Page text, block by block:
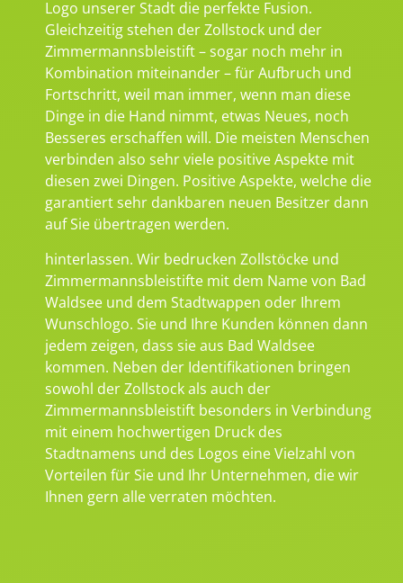
Logo unserer Stadt die perfekte Fusion.
Gleichzeitig stehen der Zollstock und der
Zimmermannsbleistift – sogar noch mehr in
Kombination miteinander – für Aufbruch und
Fortschritt, weil man immer, wenn man diese
Dinge in die Hand nimmt, etwas Neues, noch
Besseres erschaffen will. Die meisten Menschen
verbinden also sehr viele positive Aspekte mit
diesen zwei Dingen. Positive Aspekte, welche die
garantiert sehr dankbaren neuen Besitzer dann
auf Sie übertragen werden.
hinterlassen. Wir bedrucken Zollstöcke und
Zimmermannsbleistifte mit dem Name von Bad
Waldsee und dem Stadtwappen oder Ihrem
Wunschlogo. Sie und Ihre Kunden können dann
jedem zeigen, dass sie aus Bad Waldsee
kommen. Neben der Identifikationen bringen
sowohl der Zollstock als auch der
Zimmermannsbleistift besonders in Verbindung
mit einem hochwertigen Druck des
Stadtnamens und des Logos eine Vielzahl von
Vorteilen für Sie und Ihr Unternehmen, die wir
Ihnen gern alle verraten möchten.